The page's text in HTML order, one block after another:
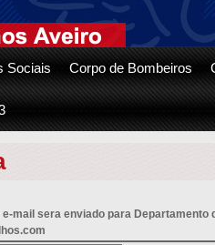
Sociais Corpo de Bombeiros
mail sera enviado para Departamento